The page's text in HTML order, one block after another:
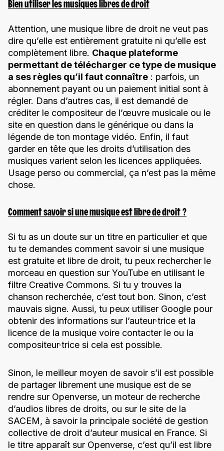
Bien utiliser les musiques libres de droit
Attention, une musique libre de droit ne veut pas
dire qu’elle est entièrement gratuite ni qu’elle est
complètement libre. Chaque plateforme
permettant de télécharger ce type de musique
a ses règles qu’il faut connaître : parfois, un
abonnement payant ou un paiement initial sont à
régler. Dans d’autres cas, il est demandé de
créditer le compositeur de l’œuvre musicale ou le
site en question dans le générique ou dans la
légende de ton montage vidéo. Enfin, il faut
garder en tête que les droits d’utilisation des
musiques varient selon les licences appliquées.
Usage perso ou commercial, ça n’est pas la même
chose.
Comment savoir si une musique est libre de droit ?
Si tu as un doute sur un titre en particulier et que
tu te demandes comment savoir si une musique
est gratuite et libre de droit, tu peux rechercher le
morceau en question sur YouTube en utilisant le
filtre Creative Commons. Si tu y trouves la
chanson recherchée, c’est tout bon. Sinon, c’est
mauvais signe. Aussi, tu peux utiliser Google pour
obtenir des informations sur l’auteur·trice et la
licence de la musique voire contacter le ou la
compositeur·trice si cela est possible.
Sinon, le meilleur moyen de savoir s’il est possible
de partager librement une musique est de se
rendre sur Openverse, un moteur de recherche
d’audios libres de droits, ou sur le site de la
SACEM, à savoir la principale société de gestion
collective de droit d’auteur musical en France. Si
le titre apparaît sur Openverse, c’est qu’il est libre